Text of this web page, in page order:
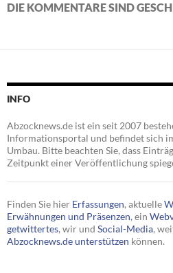
DIE KOMMENTARE SIND
INFO
Abzocknews.de ist ein seit 2007
Informationsportal und befindet sich
Umbau. Bitte beachten Sie, dass
Zeitpunkt einer Veröffentlichung
Finden Sie hier Erfassungen, aktuelle
Erwähnungen und Präsenzen, ein
getwittertes, wir und Social-Media,
Abzocknews.de unterstützen können.